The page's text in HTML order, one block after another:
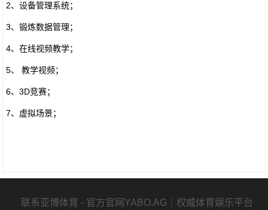
2、设备管理系统；
3、锻炼数据管理；
4、在线视频教学；
5、 教学视频；
6、3D竞赛；
7、虚拟场景；
联系亚博体育 - 官方官网YABO.AG｜权威体育娱乐平台